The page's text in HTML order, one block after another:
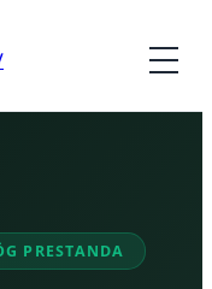
PRESTANDA